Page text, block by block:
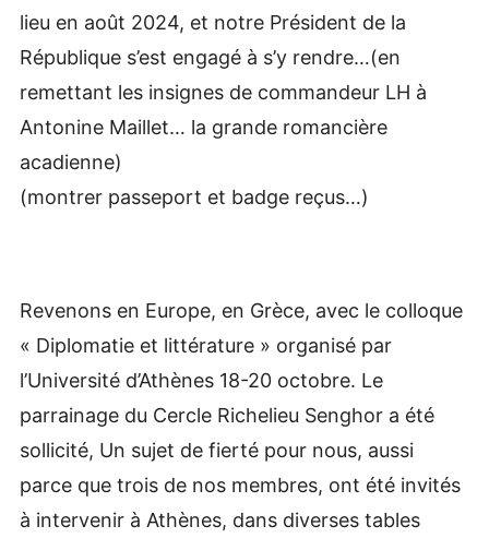
lieu en août 2024, et notre Président de la
République s’est engagé à s’y rendre…(en
remettant les insignes de commandeur LH à
Antonine Maillet… la grande romancière
acadienne)
(montrer passeport et badge reçus…)
Revenons en Europe, en Grèce, avec le colloque
« Diplomatie et littérature » organisé par
l’Université d’Athènes 18-20 octobre. Le
parrainage du Cercle Richelieu Senghor a été
sollicité, Un sujet de fierté pour nous, aussi
parce que trois de nos membres, ont été invités
à intervenir à Athènes, dans diverses tables